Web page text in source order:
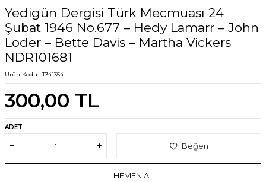
Yedigün Dergisi Türk Mecmuası 24
Şubat 1946 No.677 – Hedy Lamarr – John
Loder – Bette Davis – Martha Vickers
NDR101681
Ürün Kodu :T341354
300,00 TL
ADET
Beğen
HEMEN AL